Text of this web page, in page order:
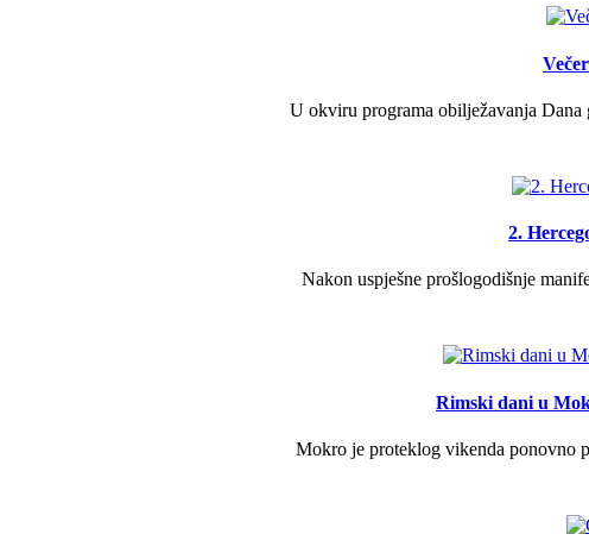
U okviru programa obilježavanja Dana
2.
Nakon uspješne prošlogodišnje
Rimski dani u
Mokro je proteklog vikenda ponovno